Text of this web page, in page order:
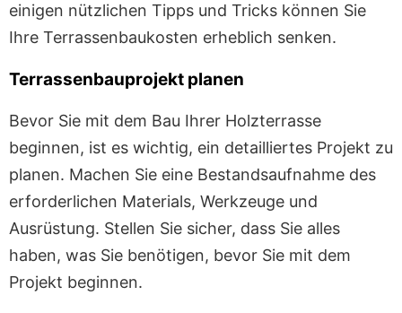
einigen nützlichen Tipps und Tricks können Sie
Ihre Terrassenbaukosten erheblich senken.
Terrassenbauprojekt planen
Bevor Sie mit dem Bau Ihrer Holzterrasse
beginnen, ist es wichtig, ein detailliertes Projekt zu
planen. Machen Sie eine Bestandsaufnahme des
erforderlichen Materials, Werkzeuge und
Ausrüstung. Stellen Sie sicher, dass Sie alles
haben, was Sie benötigen, bevor Sie mit dem
Projekt beginnen.